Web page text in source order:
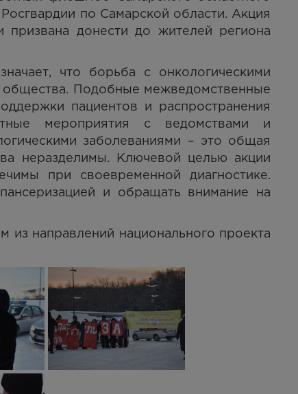
по Самарской области. Акция
донести до жителей региона
что борьба с онкологическими
общества. Подобные межведомственные
пациентов и распространения
мероприятия с ведомствами и
заболеваниями – это общая
неразделимы. Ключевой целью акции
при своевременной диагностике.
и обращать внимание на
из направлений национального проекта